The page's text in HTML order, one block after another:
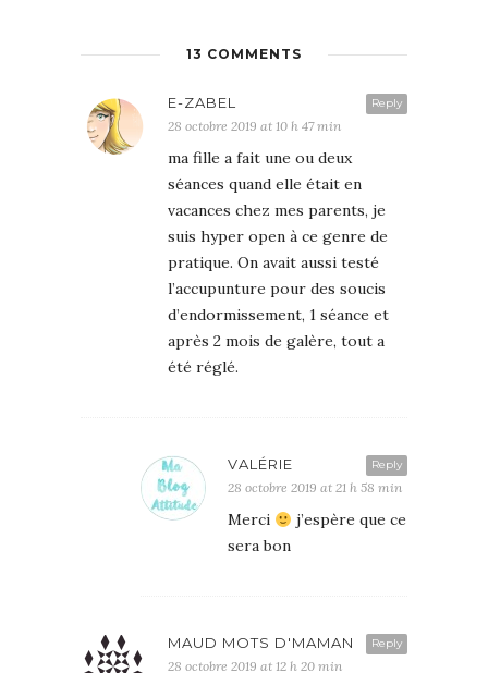
13 COMMENTS
Reply
E-ZABEL
28 octobre 2019 at 10 h 47 min
ma fille a fait une ou deux
séances quand elle était en
vacances chez mes parents, je
suis hyper open à ce genre de
pratique. On avait aussi testé
l’accupunture pour des soucis
d’endormissement, 1 séance et
après 2 mois de galère, tout a
été réglé.
Reply
VALÉRIE
28 octobre 2019 at 21 h 58 min
Merci
j’espère que ce
sera bon
Reply
MAUD MOTS D'MAMAN
28 octobre 2019 at 12 h 20 min